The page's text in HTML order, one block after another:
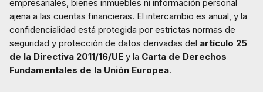
empresariales, bienes inmuebles ni información personal
ajena a las cuentas financieras. El intercambio es anual, y la
confidencialidad está protegida por estrictas normas de
seguridad y protección de datos derivadas del artículo 25
de la Directiva 2011/16/UE y la Carta de Derechos
Fundamentales de la Unión Europea.